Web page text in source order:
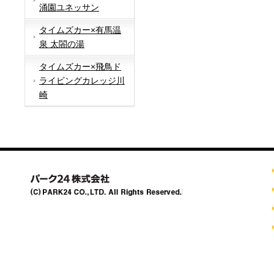
涌園ユネッサン
タイムズカー×有馬温
泉 太閤の湯
タイムズカー×飛鳥ド
ライビングカレッジ川
崎